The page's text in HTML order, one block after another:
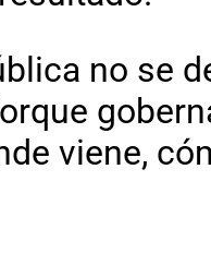
no se
viene,